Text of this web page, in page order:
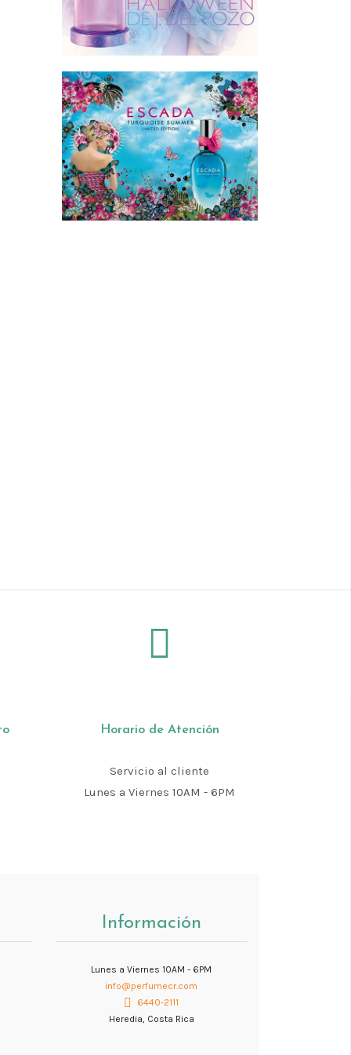
Horario de Atención
Servicio al cliente
Lunes a Viernes 10AM - 6PM
Información
Lunes a Viernes 10AM - 6PM
info@perfumecr.com
6440-2111
Heredia, Costa Rica